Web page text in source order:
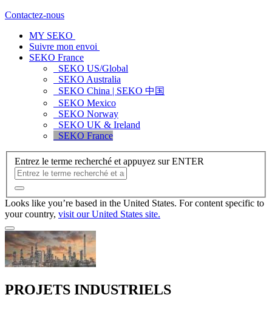
Contactez-nous
MY SEKO
Suivre mon envoi
SEKO France
SEKO US/Global
SEKO Australia
SEKO China | SEKO 中国
SEKO Mexico
SEKO Norway
SEKO UK & Ireland
SEKO France
Entrez le terme recherché et appuyez sur ENTER
Looks like you’re based in the United States. For content specific to
your country, visit our United States site.
PROJETS INDUSTRIELS